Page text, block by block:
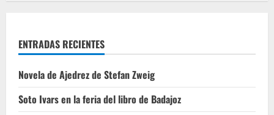
ENTRADAS RECIENTES
Novela de Ajedrez de Stefan Zweig
Soto Ivars en la feria del libro de Badajoz